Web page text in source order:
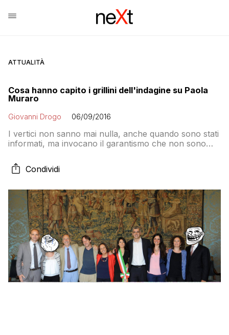
ATTUALITÀ
Cosa hanno capito i grillini dell'indagine su Paola
Muraro
Giovanni Drogo 06/09/2016
I vertici non sanno mai nulla, anche quando sono stati
informati, ma invocano il garantismo che non sono
invece si spacca, c’è chi vorrebbe cacciare la Raggi,
chi è deluso dal Movimento e chi implora Grillo di
Condividi